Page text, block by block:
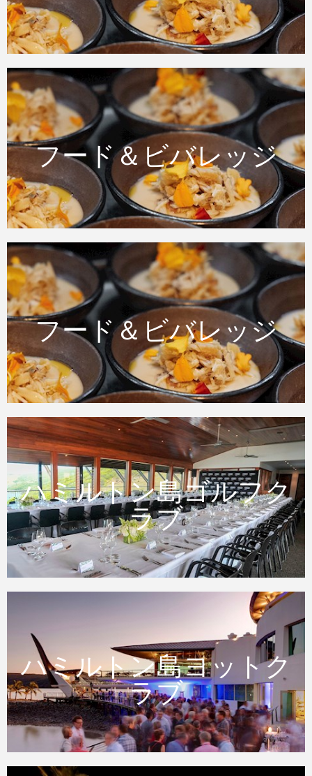
フード＆ビバレッジ
フード＆ビバレッジ
フード＆ビバレッジ
フード＆ビバレッジ
ハミルトン島ゴルフク
ラブ
ハミルトン島ゴルフクラブ
ハミルトン島ヨットク
ラブ
ハミルトン島ヨットクラブ